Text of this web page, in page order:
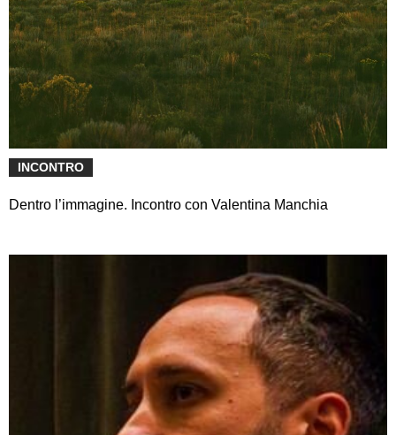
INCONTRO
Dentro l’immagine. Incontro con Valentina Manchia